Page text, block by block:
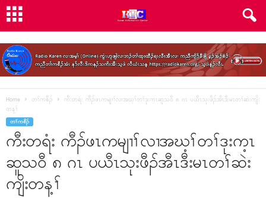
Home တၢ်ကစီၣ်
ကီးတရံး ကီၣ်ဖၤကမျၢၢ်လၢအဃ့ၢ်တၢ်ဒုးက့ၤဆူသဝီ ၈ ဂၤ ပယီၤသုးဖီၣ်အီၤဒီးမၤတၢ်ဆဲးကျိး
တန့ၢ်
တၢ်ကစီၣ်
ကီးတရံး ကီၣ်ဖၤကမျၢၢ်လၢအဃ့ၢ်တၢ်ဒုးက့ၤ
ဆူသဝီ ၈ ဂၤ ပယီၤသုးဖီၣ်အီၤဒီးမၤတၢ်ဆဲး
ကျိးတန့ၢ်